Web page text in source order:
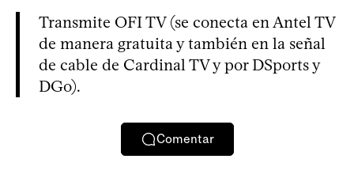
Transmite OFI TV (se conecta en Antel TV
de manera gratuita y también en la señal
de cable de Cardinal TV y por DSports y
DGo).
Comentar